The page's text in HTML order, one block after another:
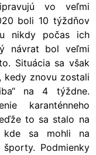
vo veľmi
boli 10 týždňov
nikdy počas ich
návrat bol veľmi
Situácia sa však
znovu zostali
na 4 týždne.
karanténneho
to sa stalo na
kde sa mohli na
Podmienky